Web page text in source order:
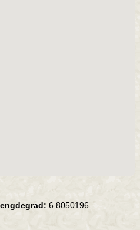
6.8050196